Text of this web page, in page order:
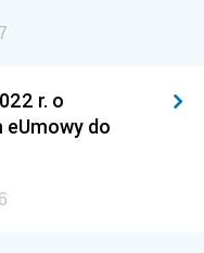
r. o
do